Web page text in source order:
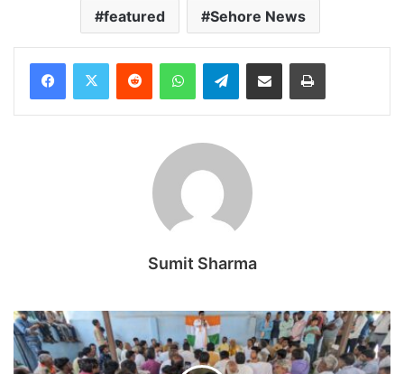
featured Sehore News
Telegram
Sumit Sharma